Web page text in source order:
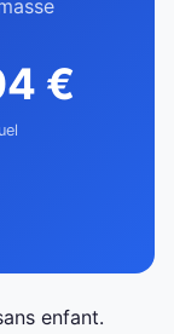
€
enfant.